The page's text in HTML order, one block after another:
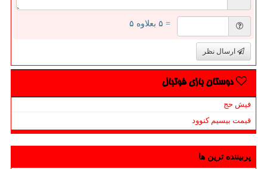
= ۵ بعلاوه ۵
ارسال نظر
دوستان بازی فوتبال
فیش حج
قیمت بیسیم کنوود
پربیننده ترین ها